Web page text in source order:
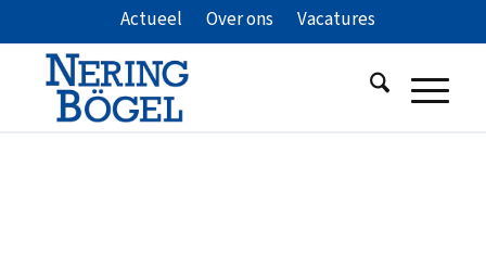
Actueel Over ons Vacatures